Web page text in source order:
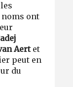
noms ont
Aert et
peut en
du